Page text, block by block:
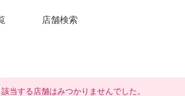
店舗検索
該当する店舗はみつかりませんでした。